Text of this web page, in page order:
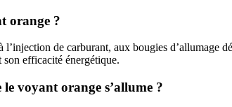
orange ?
de carburant, aux bougies d’allumage
efficacité énergétique.
voyant orange s’allume ?